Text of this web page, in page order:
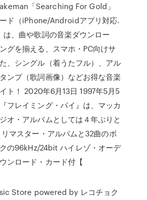
「Searching For Gold」
ド（iPhone/Androidアプリ対応.
は、曲や歌詞の音楽ダウンロー
グを揃える、スマホ・PC向けサ
、シングル（着うたフル）、アル
ンプ（歌詞画像）などお得な音楽
ト！ 2020年6月13日 1997年5月5
フレイミング・パイ』は、マッカ
オ・アルバムとしては４年ぶりと
マスター・アルバムと32曲のボ
の96kHz/24bit ハイレゾ・オーデ
ンロード・カード付【
Store powered by レコチョク